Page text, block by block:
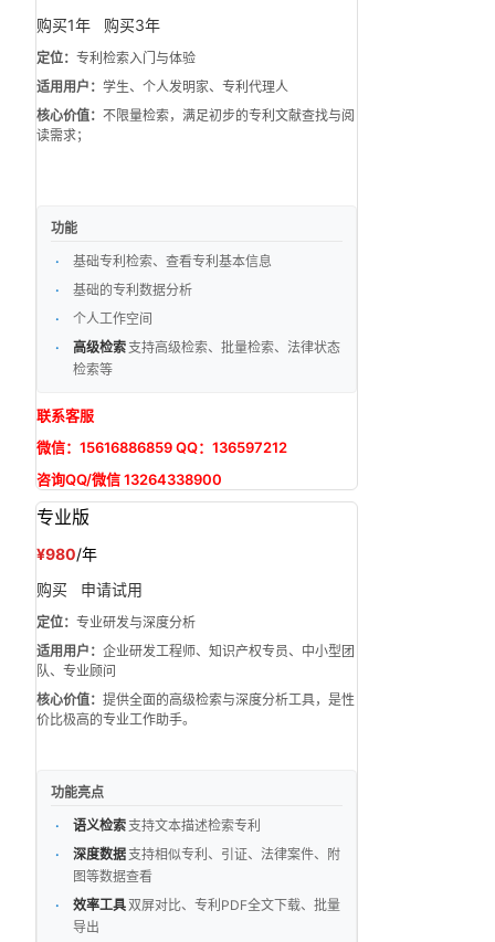
购买1年
购买3年
定位： 专利检索入门与体验
适用用户： 学生、个人发明家、专利代理人
核心价值： 不限量检索，满足初步的专利文献查找与阅
读需求；
功能
基础专利检索、查看专利基本信息
基础的专利数据分析
个人工作空间
高级检索 支持高级检索、批量检索、法律状态
检索等
联系客服
微信：15616886859 QQ：136597212
咨询QQ/微信 13264338900
专业版
¥980/年
购买
申请试用
定位： 专业研发与深度分析
适用用户： 企业研发工程师、知识产权专员、中小型团
队、专业顾问
核心价值： 提供全面的高级检索与深度分析工具，是性
价比极高的专业工作助手。
功能亮点
语义检索 支持文本描述检索专利
深度数据 支持相似专利、引证、法律案件、附
图等数据查看
效率工具双屏对比、专利PDF全文下载、批量
导出